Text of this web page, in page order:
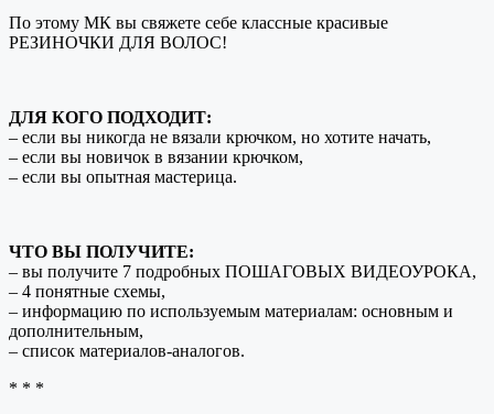
По этому МК вы свяжете себе классные красивые
РЕЗИНОЧКИ ДЛЯ ВОЛОС!
ДЛЯ КОГО ПОДХОДИТ:
– если вы никогда не вязали крючком, но хотите начать,
– если вы новичок в вязании крючком,
– если вы опытная мастерица.
ЧТО ВЫ ПОЛУЧИТЕ:
– вы получите 7 подробных ПОШАГОВЫХ ВИДЕОУРОКА,
– 4 понятные схемы,
– информацию по используемым материалам: основным и
дополнительным,
– список материалов-аналогов.
* * *